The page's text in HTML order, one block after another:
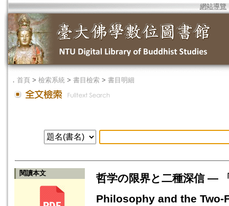
網站導覽
． 首頁 > 檢索系統 > 書目檢索 > 書目明細
閱讀本文
哲学の限界と二種深信 —
Philosophy and the